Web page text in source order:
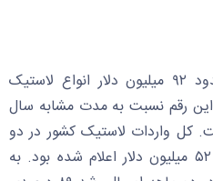
در دو ماهه نخست امسال حدود ۹۲ میلیون دلار انواع لاستیک
رقم نسبت به مدت مشابه سال
است. کل واردات لاستیک کشور در دو
ماهه نخست سال ۱۴۰۲ بالغ بر ۵۲ میلیون دلار اعلام شده بود. به